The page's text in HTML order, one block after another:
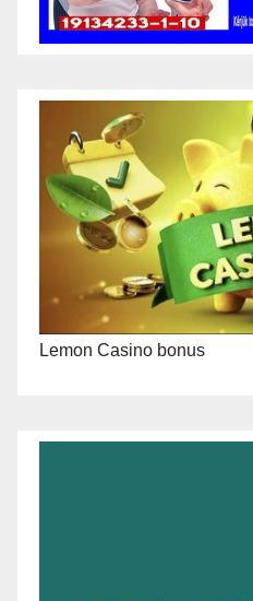
Lemon Casino bonus